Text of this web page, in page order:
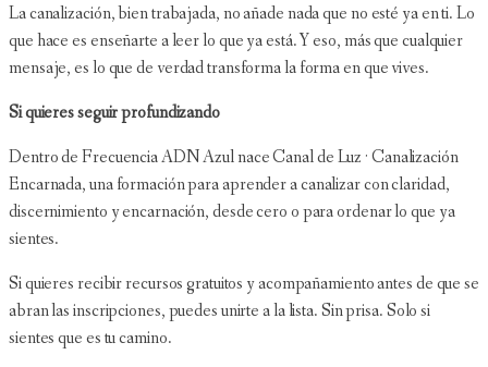
La canalización, bien trabajada, no añade nada que no esté ya en ti. Lo
que hace es enseñarte a leer lo que ya está. Y eso, más que cualquier
mensaje, es lo que de verdad transforma la forma en que vives.
Si quieres seguir profundizando
Dentro de Frecuencia ADN Azul nace Canal de Luz · Canalización
Encarnada, una formación para aprender a canalizar con claridad,
discernimiento y encarnación, desde cero o para ordenar lo que ya
sientes.
Si quieres recibir recursos gratuitos y acompañamiento antes de que se
abran las inscripciones, puedes unirte a la lista. Sin prisa. Solo si
sientes que es tu camino.